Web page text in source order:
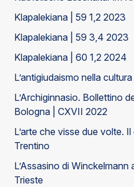
Klapalekiana | 59 1,2 2023
Klapalekiana | 59 3,4 2023
Klapalekiana | 60 1,2 2024
L’antigiudaismo nella
L’Archiginnasio. Bollettino
Bologna | CXVII 2022
L’arte che visse due volte.
Trentino
L’Assasino di Winckelmann
Trieste